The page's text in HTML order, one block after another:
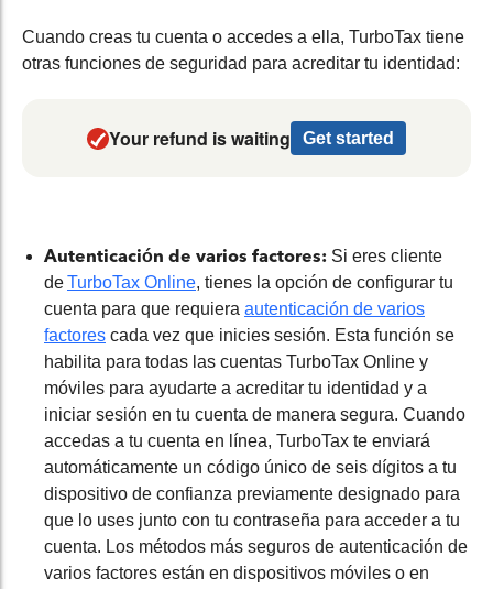
Cuando creas tu cuenta o accedes a ella, TurboTax tiene
otras funciones de seguridad para acreditar tu identidad:
Your refund is waiting Get started
Autenticación de varios factores: Si eres cliente
deTurboTax Online, tienes la opción de configurar tu
cuenta para que requiera autenticación de varios
factores cada vez que inicies sesión. Esta función se
habilita para todas las cuentas TurboTax Online y
móviles para ayudarte a acreditar tu identidad y a
iniciar sesión en tu cuenta de manera segura. Cuando
accedas a tu cuenta en línea, TurboTax te enviará
automáticamente un código único de seis dígitos a tu
dispositivo de confianza previamente designado para
que lo uses junto con tu contraseña para acceder a tu
cuenta. Los métodos más seguros de autenticación de
varios factores están en dispositivos móviles o en